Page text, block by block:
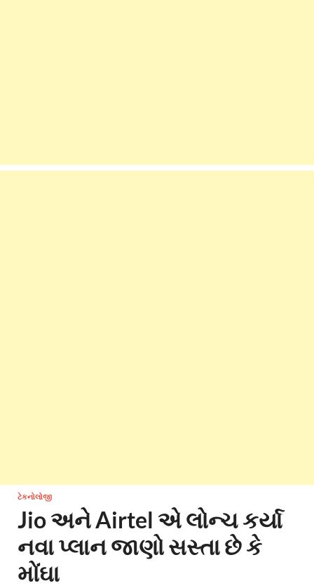
ટેકનોલોજી
Jio અને Airtel એ લોન્ચ કર્યા
નવા પ્લાન જાણો સસ્તા છે કે
મોંઘા